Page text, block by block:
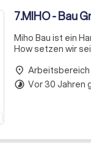
7.MIHO - Bau
Miho Bau ist ein
How setzen wir seit 25
Tätigkeitsstand
place
timelapse Vor 30 Jahren